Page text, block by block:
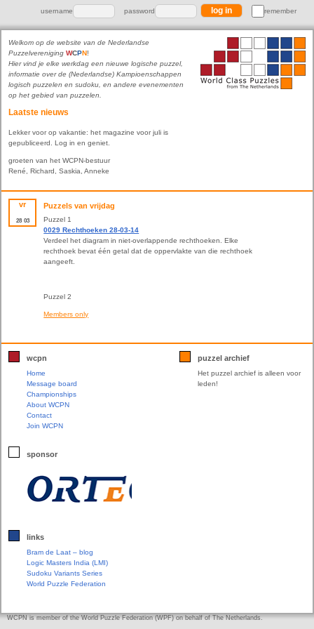
username password remember
Welkom op de website van de Nederlandse
Puzzelvereniging WCPN!
Hier vind je elke werkdag een nieuwe logische puzzel,
informatie over de (Nederlandse) Kampioenschappen
logisch puzzelen en sudoku, en andere evenementen
op het gebied van puzzelen.
Laatste nieuws
Lekker voor op vakantie: het magazine voor juli is
gepubliceerd. Log in en geniet.
groeten van het WCPN-bestuur
René, Richard, Saskia, Anneke
vr
28 03
Puzzels van vrijdag
Puzzel 1
0029 Rechthoeken 28-03-14
Verdeel het diagram in niet-overlappende rechthoeken. Elke
rechthoek bevat één getal dat de oppervlakte van die rechthoek
aangeeft.
Puzzel 2
Members only
wcpn
Home
Message board
Championships
About WCPN
Contact
Join WCPN
sponsor
links
Bram de Laat – blog
Logic Masters India (LMI)
Sudoku Variants Series
World Puzzle Federation
puzzel archief
Het puzzel archief is alleen voor
leden!
WCPN is member of the World Puzzle Federation (WPF) on behalf of The Netherlands.